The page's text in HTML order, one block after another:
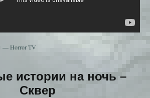
— Horror TV
истории на ночь –
Сквер